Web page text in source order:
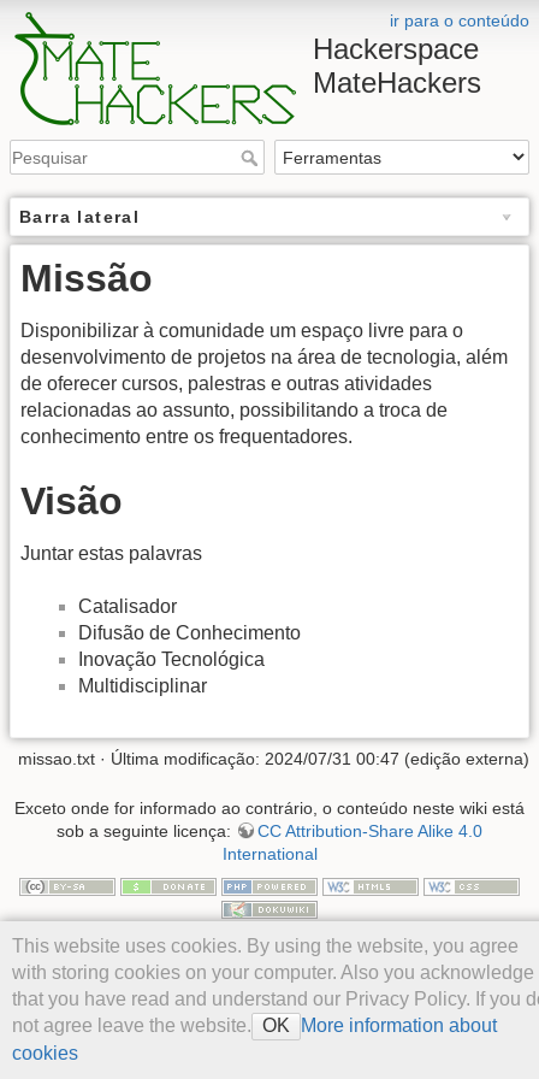
ir para o conteúdo
Hackerspace
MateHackers
Barra lateral
Missão
Disponibilizar à comunidade um espaço livre para o
desenvolvimento de projetos na área de tecnologia, além
de oferecer cursos, palestras e outras atividades
relacionadas ao assunto, possibilitando a troca de
conhecimento entre os frequentadores.
Visão
Juntar estas palavras
Catalisador
Difusão de Conhecimento
Inovação Tecnológica
Multidisciplinar
This website uses cookies. By using the website, you agree
with storing cookies on your computer. Also you acknowledge
that you have read and understand our Privacy Policy. If you
not agree leave the website. OK
More information about
cookies
missao.txt · Última modificação: 2024/07/31 00:47 (edição externa)
Exceto onde for informado ao contrário, o conteúdo neste wiki está
sob a seguinte licença:
CC Attribution-Share Alike 4.0
International